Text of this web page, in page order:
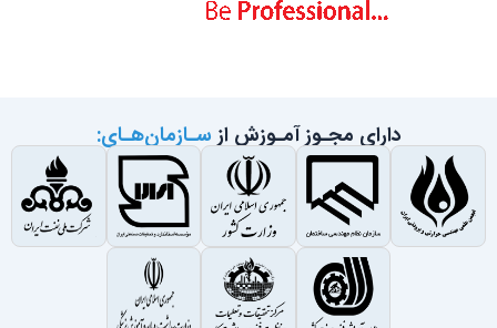
دارای مجـوز آمـوزش از سـازمان‌هـای: